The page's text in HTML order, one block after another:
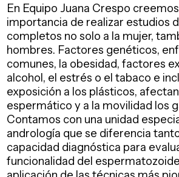
En Equipo Juana Crespo
importancia de realizar estudios
completos no solo a la mujer,
hombres. Factores genéticos,
comunes, la obesidad, factores
alcohol, el estrés o el tabaco e
exposición a los plásticos,
espermático y a la movilidad los
Contamos con una unidad
andrología que se diferencia
capacidad diagnóstica para
funcionalidad del